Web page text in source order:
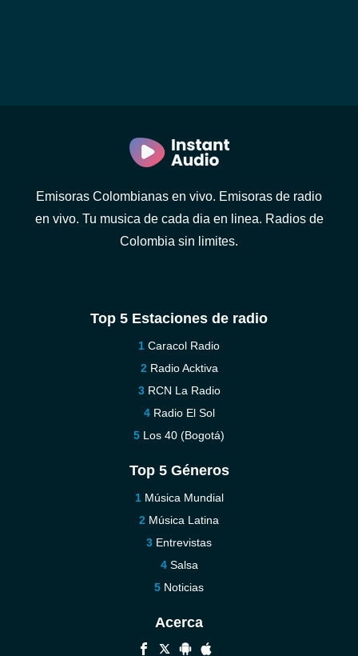
Emisoras Colombianas en vivo. Emisoras de radio
en vivo. Tu musica de cada dia en linea. Radios de
Colombia sin limites.
Top 5 Estaciones de radio
Caracol Radio
Radio Acktiva
RCN La Radio
Radio El Sol
Los 40 (Bogotá)
Top 5 Géneros
Música Mundial
Música Latina
Entrevistas
Salsa
Noticias
Acerca